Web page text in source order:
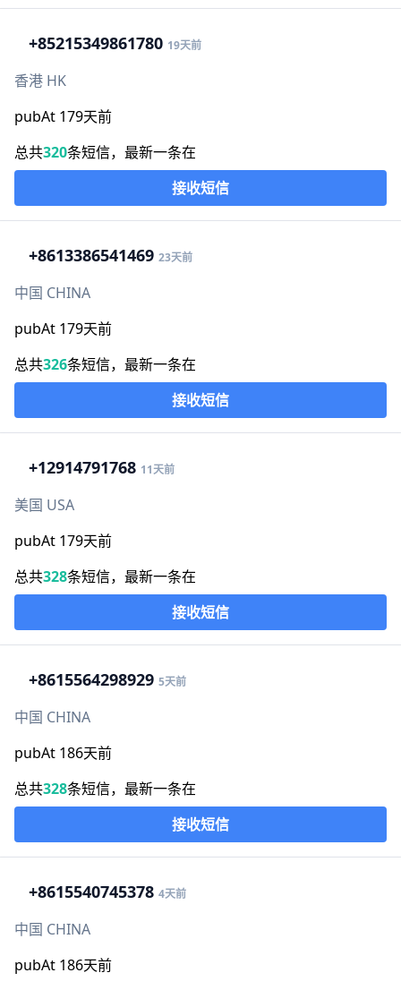
+85215349861780 19天前
香港 HK
pubAt 179天前
总共320条短信，最新一条在
接收短信
+8613386541469 23天前
中国 CHINA
pubAt 179天前
总共326条短信，最新一条在
接收短信
+12914791768 11天前
美国 USA
pubAt 179天前
总共328条短信，最新一条在
接收短信
+8615564298929 5天前
中国 CHINA
pubAt 186天前
总共328条短信，最新一条在
接收短信
+8615540745378 4天前
中国 CHINA
pubAt 186天前